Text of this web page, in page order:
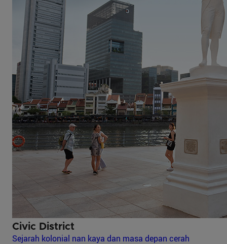
Civic District
Sejarah kolonial nan kaya dan masa depan cerah